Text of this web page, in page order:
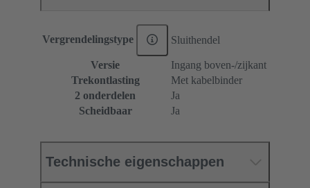
Vergrendelingstype Sluithendel
Versie
Ingang boven-/zijkant
Trekontlasting
Met kabelbinder
2 onderdelen
Ja
Scheidbaar
Ja
Technische eigenschappen